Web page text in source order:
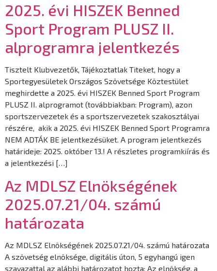
2025. évi HISZEK Benned
Sport Program PLUSZ II.
alprogramra jelentkezés
Tisztelt Klubvezetők, Tájékoztatlak Titeket, hogy a
Sportegyesületek Országos Szövetsége Köztestület
meghirdette a 2025. évi HISZEK Benned Sport Program
PLUSZ II. alprogramot (továbbiakban: Program), azon
sportszervezetek és a sportszervezetek szakosztályai
részére, akik a 2025. évi HISZEK Benned Sport Programra
NEM ADTÁK BE jelentkezésüket. A program jelentkezés
határideje: 2025. október 13.! A részletes programkiírás és
a jelentkezési […]
Az MDLSZ Elnökségének
2025.07.21/04. számú
határozata
Az MDLSZ Elnökségének 2025.07.21/04. számú határozata
A szövetség elnöksége, digitális úton, 5 egyhangú igen
szavazattal az alábbi határozatot hozta: Az elnökség, a